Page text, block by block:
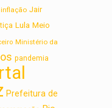
inflação Jair
Lula Meio
Ministério da
pandemia
Prefeitura de